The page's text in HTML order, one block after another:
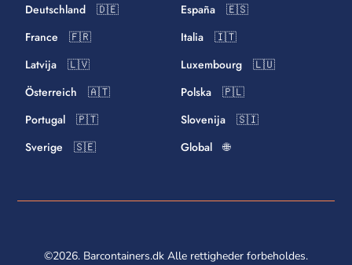
Deutschland 🇩🇪
España 🇪🇸
France 🇫🇷
Italia 🇮🇹
Latvija 🇱🇻
Luxembourg 🇱🇺
Österreich 🇦🇹
Polska 🇵🇱
Portugal 🇵🇹
Slovenija 🇸🇮
Sverige 🇸🇪
Global 🌐
©2026. Barcontainers.dk Alle rettigheder forbeholdes.